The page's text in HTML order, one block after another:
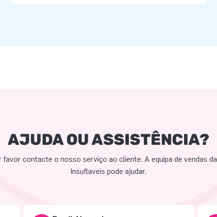
AJUDA OU ASSISTÊNCIA?
favor contacte o nosso serviço ao cliente. A equipa de vendas
Insuflaveis pode ajudar.